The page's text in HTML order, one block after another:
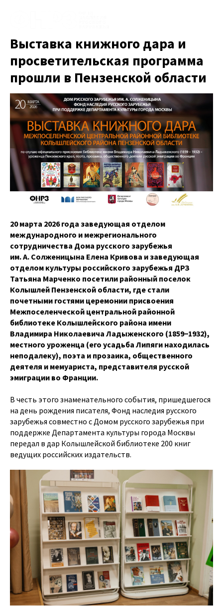
Выставка книжного дара и
просветительская программа
прошли в Пензенской области
20 марта 2026 года заведующая отделом
международного и межрегионального
сотрудничества Дома русского зарубежья
им. А. Солженицына Елена Кривова и заведующая
отделом культуры российского зарубежья ДРЗ
Татьяна Марченко посетили районный поселок
Колышлей Пензенской области, где стали
почетными гостями церемонии присвоения
Межпоселенческой центральной районной
библиотеке Колышлейского района имени
Владимира Николаевича Ладыженского (1859−1932),
местного уроженца (его усадьба Липяги находилась
неподалеку), поэта и прозаика, общественного
деятеля и мемуариста, представителя русской
эмиграции во Франции.
В честь этого знаменательного события, пришедшегося
на день рождения писателя, Фонд наследия русского
зарубежья совместно с Домом русского зарубежья при
поддержке Департамента культуры города Москвы
передал в дар Колышлейской библиотеке 200 книг
ведущих российских издательств.